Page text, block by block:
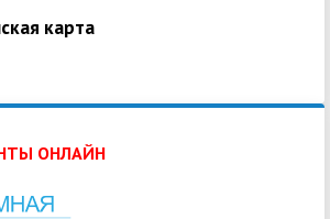
карта
ОНЛАЙН